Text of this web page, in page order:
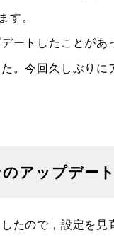
す。
ートしたことが
。今回久しぶり
アップデート
たので，設定を見